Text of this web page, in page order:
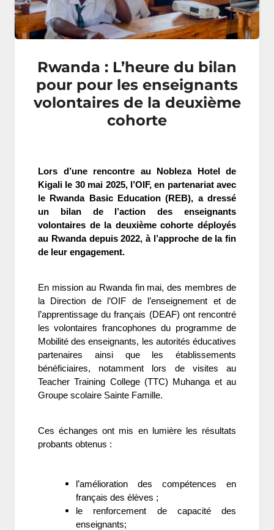
Rwanda : L’heure du bilan
pour pour les enseignants
volontaires de la deuxième
cohorte
Lors d’une rencontre au Nobleza Hotel de
Kigali le 30 mai 2025, l’OIF, en partenariat avec
le Rwanda Basic Education (REB), a dressé
un bilan de l’action des enseignants
volontaires de la deuxième cohorte déployés
au Rwanda depuis 2022, à l’approche de la fin
de leur engagement.
En mission au Rwanda fin mai, des membres de
la Direction de l’OIF de l’enseignement et de
l’apprentissage du français (DEAF) ont rencontré
les volontaires francophones du programme de
Mobilité des enseignants, les autorités éducatives
partenaires ainsi que les établissements
bénéficiaires, notamment lors de visites au
Teacher Training College (TTC) Muhanga et au
Groupe scolaire Sainte Famille.
Ces échanges ont mis en lumière les résultats
probants obtenus :
l’amélioration des compétences en
français des élèves ;
le renforcement de capacité des
enseignants;